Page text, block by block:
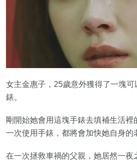
女主金惠子，25歲意外獲得了一塊
錶。
剛開始她會用這塊手錶去填補生活
一次使用手錶，都將會加快她自身的
在一次拯救車禍的父親，她居然一夜